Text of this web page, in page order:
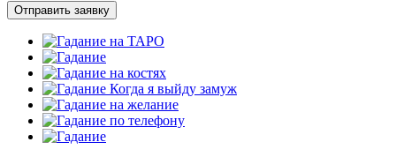
Отправить заявку